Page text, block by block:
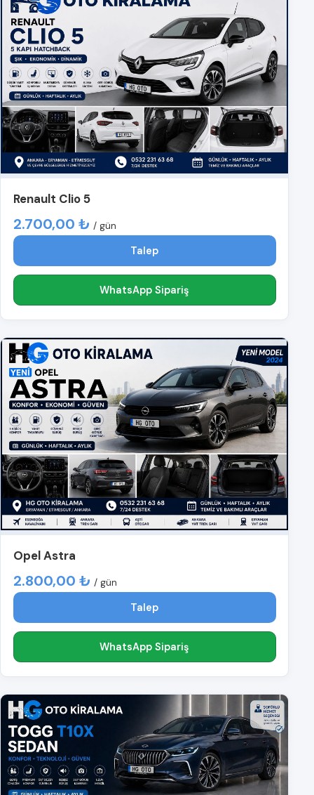
Renault Clio 5
2.700,00 ₺ / gün
Talep
WhatsApp Sipariş
Opel Astra
2.800,00 ₺ / gün
Talep
WhatsApp Sipariş